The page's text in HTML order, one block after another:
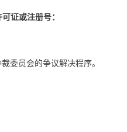
证或注册号：
委员会的争议解决程序。